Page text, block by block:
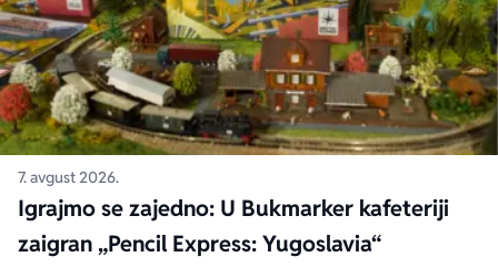
7. avgust 2026.
Igrajmo se zajedno: U Bukmarker kafeteriji
zaigran „Pencil Express: Yugoslavia“